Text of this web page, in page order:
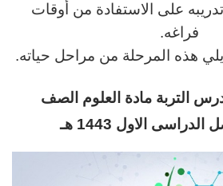
على الاستفادة من أوقات
فراغه.
يلي هذه المرحلة من مراحل حياته.
رس التربة مادة العلوم الصف
الاول 1443 هـ